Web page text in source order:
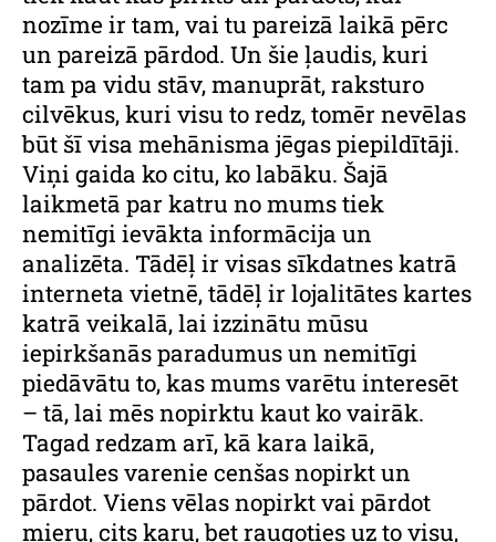
nozīme ir tam, vai tu pareizā laikā pērc
un pareizā pārdod. Un šie ļaudis, kuri
tam pa vidu stāv, manuprāt, raksturo
cilvēkus, kuri visu to redz, tomēr nevēlas
būt šī visa mehānisma jēgas piepildītāji.
Viņi gaida ko citu, ko labāku. Šajā
laikmetā par katru no mums tiek
nemitīgi ievākta informācija un
analizēta. Tādēļ ir visas sīkdatnes katrā
interneta vietnē, tādēļ ir lojalitātes kartes
katrā veikalā, lai izzinātu mūsu
iepirkšanās paradumus un nemitīgi
piedāvātu to, kas mums varētu interesēt
– tā, lai mēs nopirktu kaut ko vairāk.
Tagad redzam arī, kā kara laikā,
pasaules varenie cenšas nopirkt un
pārdot. Viens vēlas nopirkt vai pārdot
mieru, cits karu, bet raugoties uz to visu,